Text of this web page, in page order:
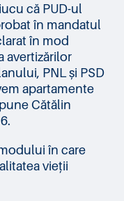
că PUD-ul
în mandatul
în mod
avertizărilor
PNL și PSD
apartamente
Cătălin
în care
vieții